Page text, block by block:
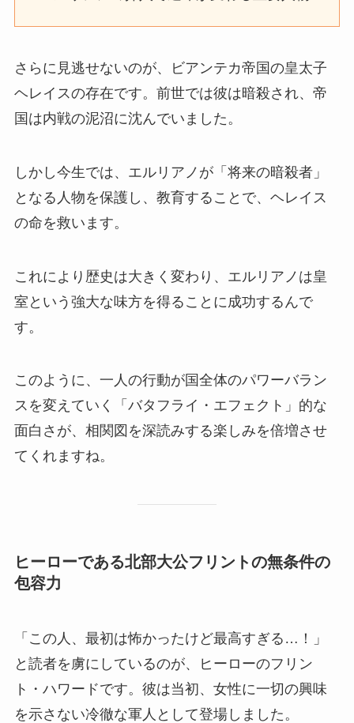
さらに見逃せないのが、ビアンテカ帝国の皇太子
ヘレイスの存在です。前世では彼は暗殺され、帝
国は内戦の泥沼に沈んでいました。
しかし今生では、エルリアノが「将来の暗殺者」
となる人物を保護し、教育することで、ヘレイス
の命を救います。
これにより歴史は大きく変わり、エルリアノは皇
室という強大な味方を得ることに成功するんで
す。
このように、一人の行動が国全体のパワーバラン
スを変えていく「バタフライ・エフェクト」的な
面白さが、相関図を深読みする楽しみを倍増させ
てくれますね。
ヒーローである北部大公フリントの無条件の
包容力
「この人、最初は怖かったけど最高すぎる…！」
と読者を虜にしているのが、ヒーローのフリン
ト・ハワードです。彼は当初、女性に一切の興味
を示さない冷徹な軍人として登場しました。